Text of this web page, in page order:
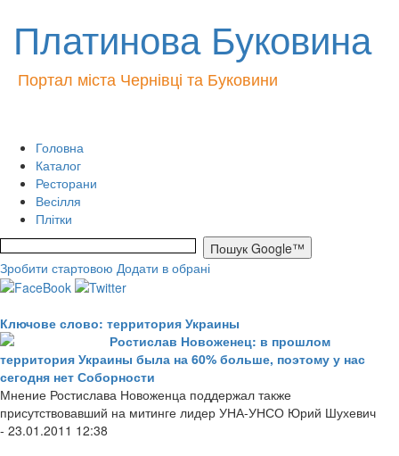
Платинова Буковина
Портал міста Чернівці та Буковини
Головна
Каталог
Ресторани
Весілля
Плітки
Зробити стартовою Додати в обрані
Ключове слово: территория Украины
Ростислав Новоженец: в прошлом
территория Украины была на 60% больше, поэтому у нас
сегодня нет Соборности
Мнение Ростислава Новоженца поддержал также
присутствовавший на митинге лидер УНА-УНСО Юрий Шухевич
- 23.01.2011 12:38